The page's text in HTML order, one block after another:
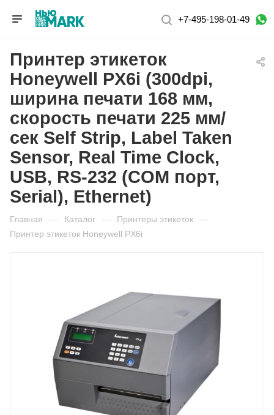
+7-495-198-01-49
Принтер этикеток
Honeywell PX6i (300dpi,
ширина печати 168 мм,
скорость печати 225 мм/
сек Self Strip, Label Taken
Sensor, Real Time Clock,
USB, RS-232 (COM порт,
Serial), Ethernet)
Главная — Каталог — Принтеры этикеток —
Принтер этикеток Honeywell PX6i